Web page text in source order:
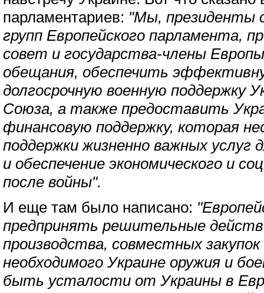
парламентариев: "Мы, президенты
групп Европейского парламента,
совет и государства-члены
обещания, обеспечить
долгосрочную военную поддержку
Союза, а также предоставить
финансовую поддержку, которая
поддержки жизненно важных услуг
и обеспечение экономического и
после войны".
И еще там было написано:
предпринять решительные
производства, совместных
необходимого Украине оружия и
быть усталости от Украины в